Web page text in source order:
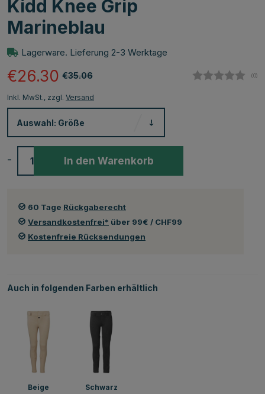
Kidd Knee Grip
Marineblau
Lagerware. Lieferung 2-3 Werktage
€35.06
€26.30 (0)
Inkl. MwSt., zzgl. Versand
Auswahl: Größe
- In den Warenkorb
60 Tage Rückgaberecht
Versandkostenfrei* über 99€ / CHF99
Kostenfreie Rücksendungen
Auch in folgenden Farben erhältlich
Beige Schwarz